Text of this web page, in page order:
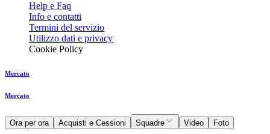
Help e Faq
Info e contatti
Termini del servizio
Utilizzo dati e privacy
Cookie Policy
Mercato
Mercato
Ora per ora Acquisti e Cessioni Squadre Video Foto